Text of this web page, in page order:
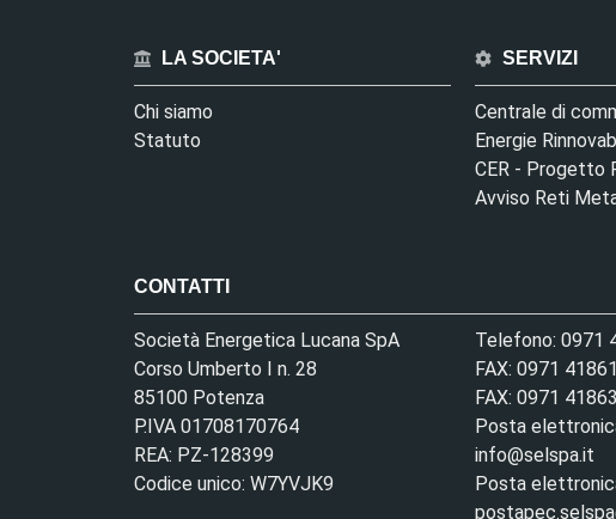
LA SOCIETA'
Chi siamo
Statuto
SERVIZI
Centrale di
Energie
CER - Progetto
Avviso Reti
CONTATTI
Società Energetica Lucana SpA
Corso Umberto I n. 28
85100 Potenza
P.IVA 01708170764
REA: PZ-128399
Codice unico: W7YVJK9
Telefono: 0971
FAX: 0971
FAX: 0971
Posta
info@selspa.it
Posta